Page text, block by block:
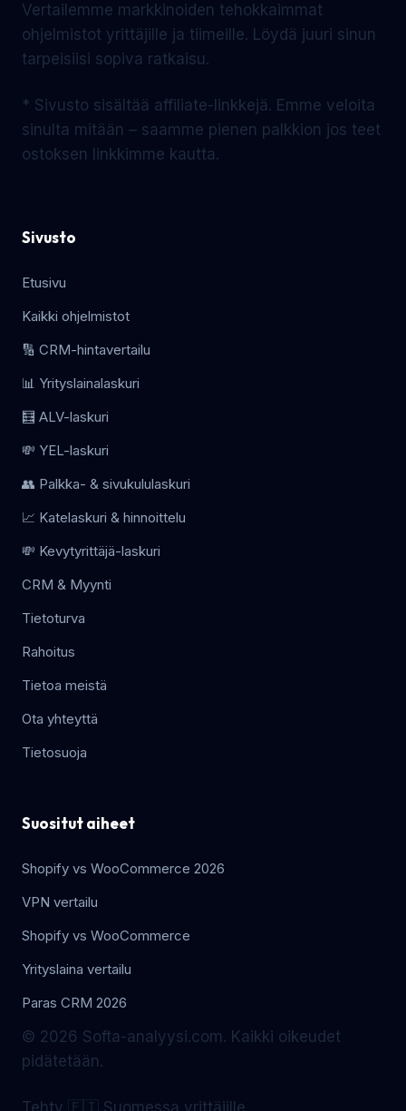
Vertailemme markkinoiden tehokkaimmat
ohjelmistot yrittäjille ja tiimeille. Löydä juuri sinun
tarpeisiisi sopiva ratkaisu.
* Sivusto sisältää affiliate-linkkejä. Emme veloita
sinulta mitään – saamme pienen palkkion jos teet
ostoksen linkkimme kautta.
Sivusto
Etusivu
Kaikki ohjelmistot
🔢 CRM-hintavertailu
📊 Yrityslainalaskuri
🧮 ALV-laskuri
💸 YEL-laskuri
👥 Palkka- & sivukululaskuri
📈 Katelaskuri & hinnoittelu
💸 Kevytyrittäjä-laskuri
CRM & Myynti
Tietoturva
Rahoitus
Tietoa meistä
Ota yhteyttä
Tietosuoja
Suositut aiheet
Shopify vs WooCommerce 2026
VPN vertailu
Shopify vs WooCommerce
Yrityslaina vertailu
Paras CRM 2026
© 2026 Softa-analyysi.com. Kaikki oikeudet
pidätetään.
Tehty 🇫🇮 Suomessa yrittäjille